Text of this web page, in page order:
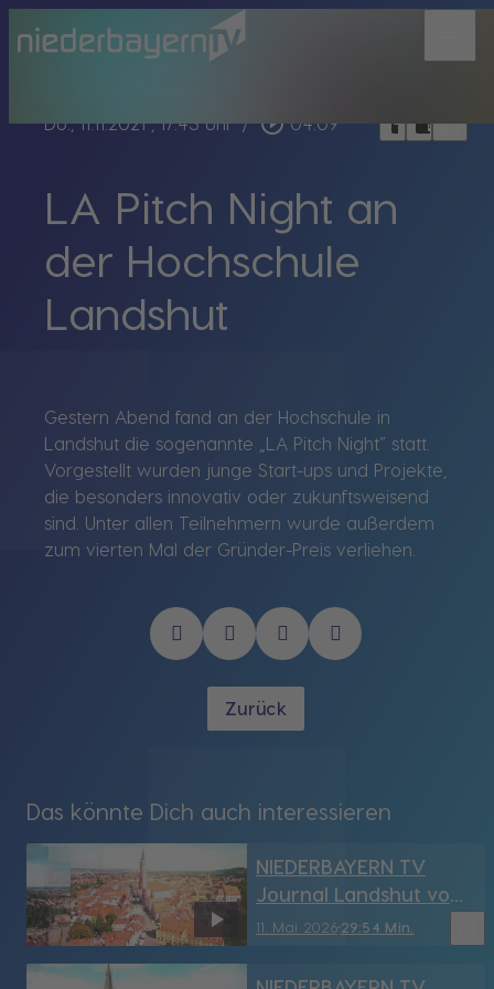
Do., 11.11.2021, 17:43 Uhr / play_circle_outline 04:09 headphoneschrome_reader_modebookmark_border
LA Pitch Night an
der Hochschule
Landshut
Gestern Abend fand an der Hochschule in
Landshut die sogenannte „LA Pitch Night“ statt.
Vorgestellt wurden junge Start-ups und Projekte,
die besonders innovativ oder zukunftsweisend
sind. Unter allen Teilnehmern wurde außerdem
zum vierten Mal der Gründer-Preis verliehen.
Zurück
Das könnte Dich auch interessieren
11. Mai 202629:54 Min.
NIEDERBAYERN TV
Journal Landshut vom
11.05.2026